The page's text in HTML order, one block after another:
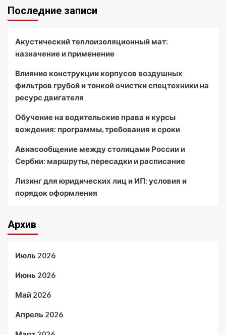
Последние записи
Акустический теплоизоляционный мат:
назначение и применение
Влияние конструкции корпусов воздушных
фильтров грубой и тонкой очистки спецтехники на
ресурс двигателя
Обучение на водительские права и курсы
вождения: программы, требования и сроки
Авиасообщение между столицами России и
Сербии: маршруты, пересадки и расписание
Лизинг для юридических лиц и ИП: условия и
порядок оформления
Архив
Июль 2026
Июнь 2026
Май 2026
Апрель 2026